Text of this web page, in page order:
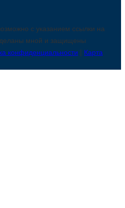
с указанием ссылки на
мной и защищены
конфиденциальности | Карта